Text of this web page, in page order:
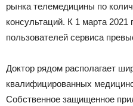
рынка телемедицины по
консультаций. К 1 марта 2021
пользователей сервиса
Доктор рядом располагает
квалифицированных
Собственное защищенное